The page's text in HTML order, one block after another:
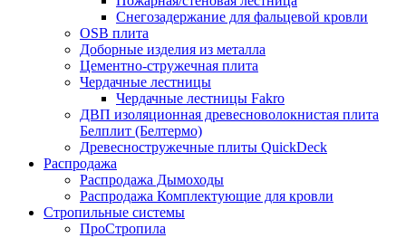
Снегозадержание для фальцевой кровли
OSB плита
Доборные изделия из металла
Цементно-стружечная плита
Чердачные лестницы
Чердачные лестницы Fakro
ДВП изоляционная древесноволокнистая плита
Белплит (Белтермо)
Древесностружечные плиты QuickDeck
Распродажа
Распродажа Дымоходы
Распродажа Комплектующие для кровли
Стропильные системы
ПроСтропила